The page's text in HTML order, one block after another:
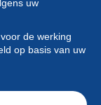
uw
de werking
op basis van uw